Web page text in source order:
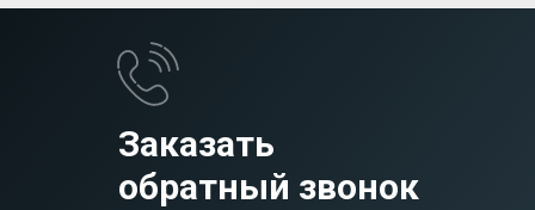
Заказать
обратный звонок